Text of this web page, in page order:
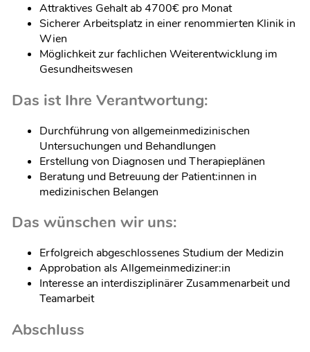
Attraktives Gehalt ab 4700€ pro Monat
Sicherer Arbeitsplatz in einer renommierten Klinik in
Wien
Möglichkeit zur fachlichen Weiterentwicklung im
Gesundheitswesen
Das ist Ihre Verantwortung:
Durchführung von allgemeinmedizinischen
Untersuchungen und Behandlungen
Erstellung von Diagnosen und Therapieplänen
Beratung und Betreuung der Patient:innen in
medizinischen Belangen
Das wünschen wir uns:
Erfolgreich abgeschlossenes Studium der Medizin
Approbation als Allgemeinmediziner:in
Interesse an interdisziplinärer Zusammenarbeit und
Teamarbeit
Abschluss